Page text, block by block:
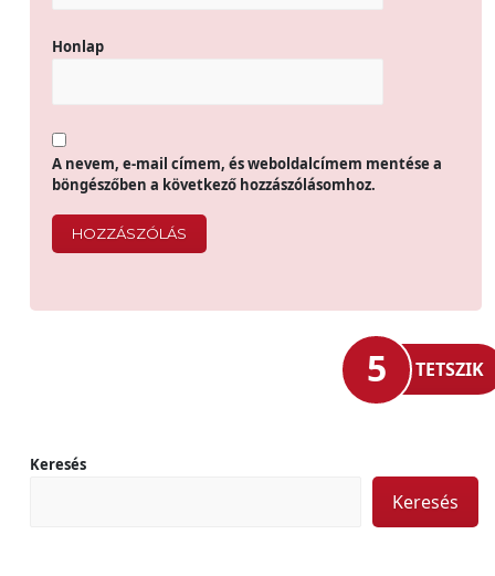
Honlap
A nevem, e-mail címem, és weboldalcímem mentése a
böngészőben a következő hozzászólásomhoz.
5 TETSZIK
Keresés
Keresés